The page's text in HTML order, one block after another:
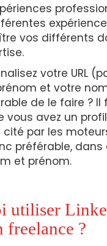
vos différents
votre URL
et votre
de le faire ?
vous avez un
cité par les
préférable, dans
et prénom.
utiliser
freelance ?